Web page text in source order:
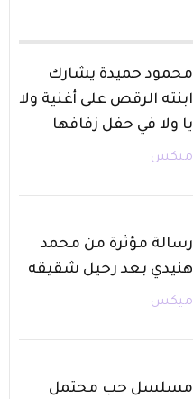
محمود حميدة يشارك
ابنته الرقص على أغنية ولا
يا ولا في حفل زفافها
ميكس
رسالة مؤثرة من محمد
هنيدي بعد رحيل شقيقه
ميكس
مسلسل حب محتمل